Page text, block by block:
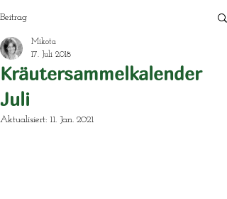
Beitrag
Kräutersammelkalender
Juli
Mikota
17. Juli 2018
Aktualisiert: 11. Jan. 2021